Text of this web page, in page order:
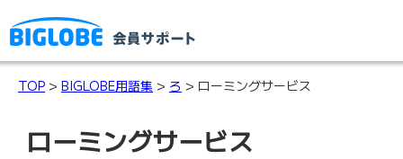
TOP > BIGLOBE用語集 > ろ > ローミングサービス
ローミングサービス